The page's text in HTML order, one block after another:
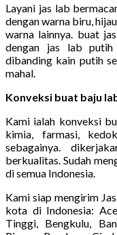
Layani jas lab
dengan warna biru,
warna lainnya. buat
dengan jas lab putih
dibanding kain putih
mahal.
Konveksi buat baju
Kami ialah konveksi
kimia, farmasi,
sebagainya.
berkualitas. Sudah
di semua Indonesia.
Kami siap mengirim
kota di Indonesia:
Tinggi, Bengkulu,